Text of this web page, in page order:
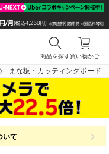
買い物かご
商品を探す
まな板・カッティングボード
いて